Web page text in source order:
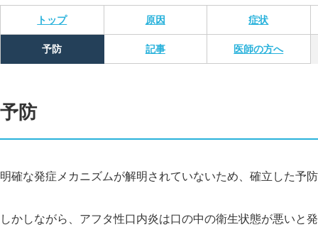
トップ 原因 症状
予防 記事 医師の方へ
予防
明確な発症メカニズムが解明されていないため、確立した予
しかしながら、アフタ性口内炎は口の中の衛生状態が悪いと